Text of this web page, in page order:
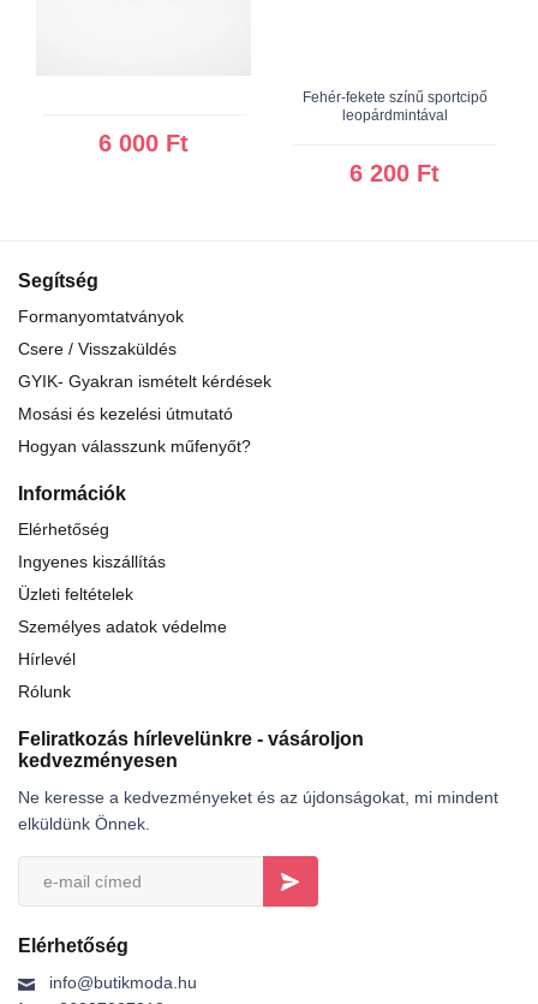
6 000 Ft
Fehér-fekete színű sportcipő
leopárdmintával
6 200 Ft
Segítség
Formanyomtatványok
Csere / Visszaküldés
GYIK- Gyakran ismételt kérdések
Mosási és kezelési útmutató
Hogyan válasszunk műfenyőt?
Információk
Elérhetőség
Ingyenes kiszállítás
Üzleti feltételek
Személyes adatok védelme
Hírlevél
Rólunk
Feliratkozás hírlevelünkre - vásároljon
kedvezményesen
Ne keresse a kedvezményeket és az újdonságokat, mi mindent
elküldünk Önnek.
Elérhetőség
info@butikmoda.hu